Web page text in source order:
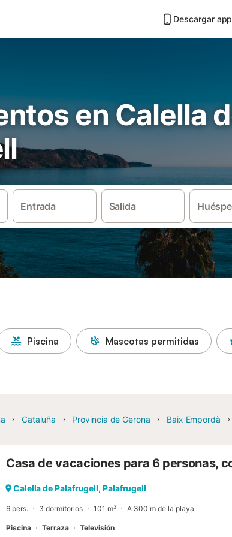
Descargar app
en Calella
Entrada Salida
Piscina Mascotas permitidas
Cataluña Provincia de Gerona Baix Empordà
Casa de vacaciones para 6 personas,
Calella de Palafrugell, Palafrugell
6 pers. 3 dormitorios 101 m² A 300 m de la playa
Piscina Terraza Televisión